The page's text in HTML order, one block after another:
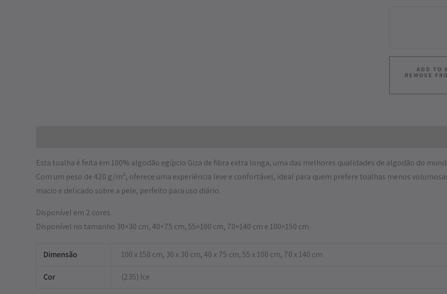
ADD TO
REMOVE
Esta toalha é feita em 100% algodão egípcio Giza de fibra extra longa, uma das melhores qualidades de algodão do
Com um peso de 420 g/m², oferece uma experiência leve e confortável, ideal para quem prefere toalhas menos
macio e delicado sobre a pele, perfeito para uso diário.
Disponível em 2 cores.
Disponível no tamanho 30×30 cm, 40×75 cm, 55×100 cm, 70×140 cm e 100×150 cm.
Dimensão 100 x 150 cm, 30 x 30 cm, 40 x 75 cm, 55 x 100 cm, 70 x 140 cm
Cor (235) Ice